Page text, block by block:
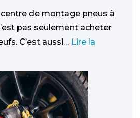
de montage pneus à
pas seulement acheter
C’est aussi… Lire la